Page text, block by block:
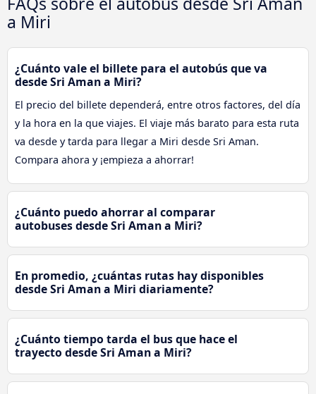
a Miri
¿Cuánto vale el billete para el autobús que va
desde Sri Aman a Miri?
El precio del billete dependerá, entre otros factores, del día
y la hora en la que viajes. El viaje más barato para esta ruta
va desde y tarda para llegar a Miri desde Sri Aman.
Compara ahora y ¡empieza a ahorrar!
¿Cuánto puedo ahorrar al comparar
autobuses desde Sri Aman a Miri?
En promedio, ¿cuántas rutas hay disponibles
desde Sri Aman a Miri diariamente?
¿Cuánto tiempo tarda el bus que hace el
trayecto desde Sri Aman a Miri?